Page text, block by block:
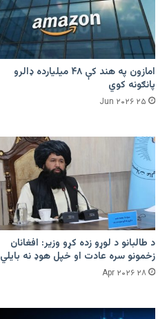
امازون په هند کې ۴۸ میلیارده ډالرو
پانګونه کوي
۲۵ Jun ۲۰۲۶
د طالبانو د لوړو زده کړو وزیر: افغانان
زخمونو سره عادت او خپل هوډ نه بایلي
۲۸ Apr ۲۰۲۶